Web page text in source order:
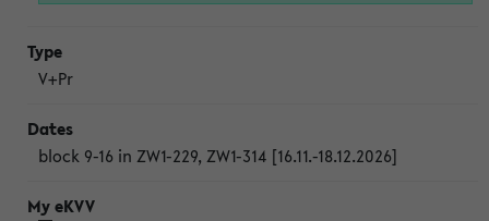
V+Pr
block 9-16 in ZW1-229, ZW1-314 [16.11.-18.12.2026]